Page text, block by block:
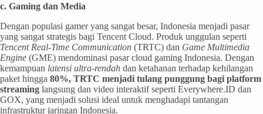
c. Gaming dan Media
Dengan populasi gamer yang sangat besar, Indonesia menjadi pasar
yang sangat strategis bagi Tencent Cloud. Produk unggulan seperti
Tencent Real-Time Communication (TRTC) dan Game Multimedia
Engine (GME) mendominasi pasar cloud gaming Indonesia. Dengan
kemampuan latensi ultra-rendah dan ketahanan terhadap kehilangan
paket hingga 80%, TRTC menjadi tulang punggung bagi platform
streaming langsung dan video interaktif seperti Everywhere.ID dan
GOX, yang menjadi solusi ideal untuk menghadapi tantangan
infrastruktur jaringan Indonesia.